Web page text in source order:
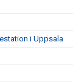
i Uppsala